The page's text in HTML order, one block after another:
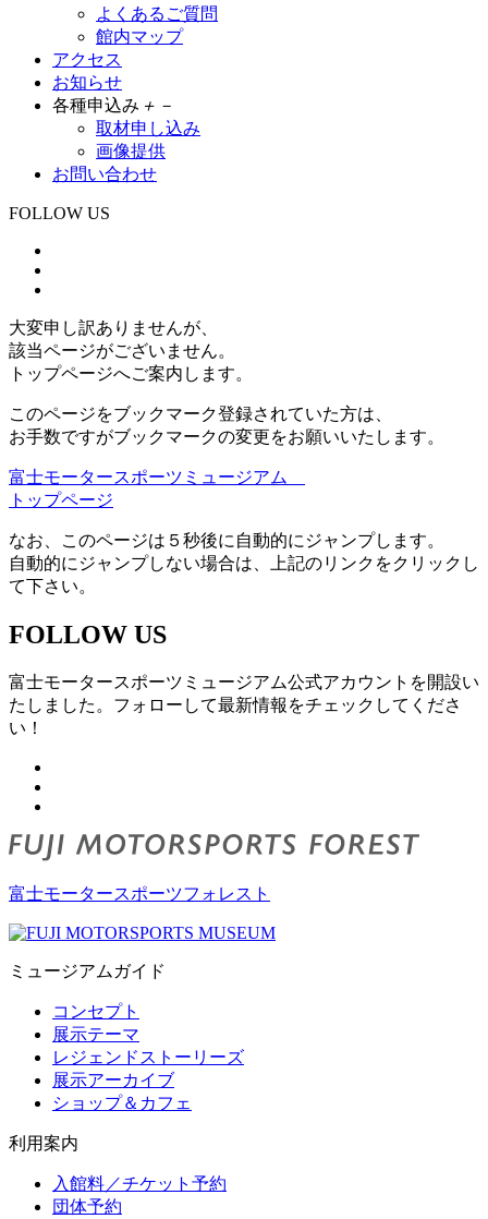
よくあるご質問
館内マップ
アクセス
お知らせ
各種申込み ＋ －
取材申し込み
画像提供
お問い合わせ
FOLLOW US
大変申し訳ありませんが、
該当ページがございません。
トップページへご案内します。
このページをブックマーク登録されていた方は、
お手数ですがブックマークの変更をお願いいたします。
富士モータースポーツミュージアム
トップページ
なお、このページは５秒後に自動的にジャンプします。
自動的にジャンプしない場合は、上記のリンクをクリックし
て下さい。
FOLLOW US
富士モータースポーツミュージアム公式アカウントを開設い
たしました。フォローして最新情報をチェックしてくださ
い！
富士モータースポーツフォレスト
ミュージアムガイド
コンセプト
展示テーマ
レジェンドストーリーズ
展示アーカイブ
ショップ＆カフェ
利用案内
入館料／チケット予約
団体予約